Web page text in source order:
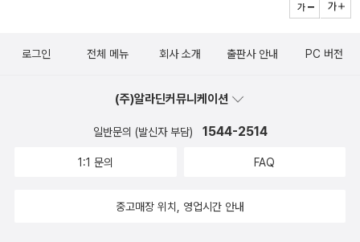
한 이해에 도움이 많이 될듯 보입니다.2. 다양한 예제 - 개념과
어 있고, 쉽게 에이전트를 만들수 있게 되어 있어 좋았습니다. 3.
들을 함께 소개 하고 있어, 각 도구들의 특성을 쉽게 이해할 수 있
었습니다* 결론 에이전트 개발에 입문하는 개발자에겐 아주 좋
체인과 랭그래프를 쉽게 배우고,에이전트를 개발하는 여정을 시
로그인 전체 메뉴 회사 소개 출판사 안내 PC 버전
(주)알라딘커뮤니케이션
일반문의 (발신자 부담) 1544-2514
1:1 문의 FAQ
중고매장 위치, 영업시간 안내